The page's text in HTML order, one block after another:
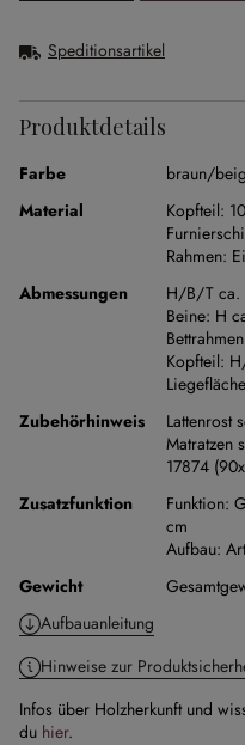
Speditionsartikel
Produktdetails
Farbe
braun/
Material
Kopfteil:
Rahmen:
Abmessungen
H/B/T ca.
Beine: H
Kopfteil:
Zubehörhinweis
Lattenrost
Matratzen
17874
Zusatzfunktion
Funktion:
cm
Aufbau:
Gewicht
Aufbauanleitung
Hinweise zur
Infos über Holzherkunft und
du hier.